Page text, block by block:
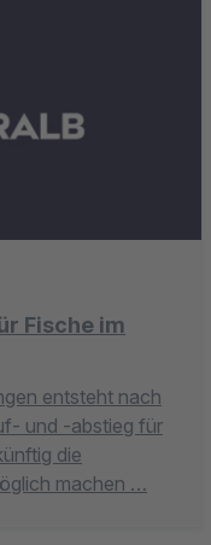
Fische im
entsteht nach
und -abstieg für
die
machen …